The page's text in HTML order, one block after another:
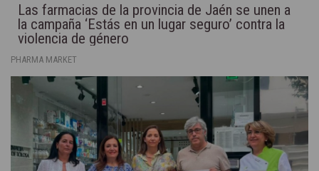
Las farmacias de la provincia de Jaén se unen a
la campaña ‘Estás en un lugar seguro’ contra la
violencia de género
PHARMA MARKET